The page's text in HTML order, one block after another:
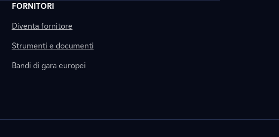
FORNITORI
Diventa fornitore
Strumenti e documenti
Bandi di gara europei